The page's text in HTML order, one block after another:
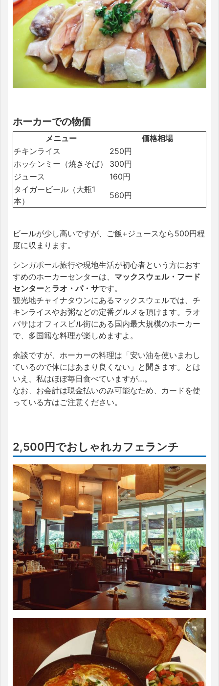
ホーカーでの物価
メニュー
価格相場
チキンライス
250円
ホッケンミー（焼きそば）
300円
ジュース
160円
タイガービール（大瓶1
本）
560円
ビールが少し高いですが、ご飯+ジュースなら500円程
度に収まります。
シンガポール旅行や現地生活が初心者という方におす
すめのホーカーセンターは、 マックスウェル・フード
センターと ラオ・パ・サです。
観光地チャイナタウンにあるマックスウェルでは、チ
キンライスやお粥などの定番グルメを頂けます。ラオ
パサはオフィスビル街にある国内最大規模のホーカー
で、多国籍な料理が楽しめますよ。
余談ですが、ホーカーの料理は「安い油を使いまわし
ているので体にはあまり良くない」と聞きます。とは
いえ、私はほぼ毎日食べていますが…。
なお、お会計は現金払いのみ可能なため、カードを使
っている方はご注意ください。
2,500円でおしゃれカフェランチ